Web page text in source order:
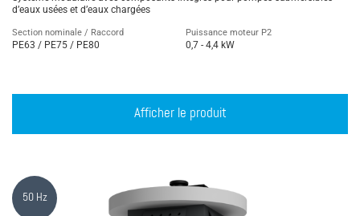
d’eaux usées et d’eaux chargées
Section nominale / Raccord
PE63 / PE75 / PE80
Puissance moteur P2
0,7 - 4,4 kW
Afficher le produit
50 Hz